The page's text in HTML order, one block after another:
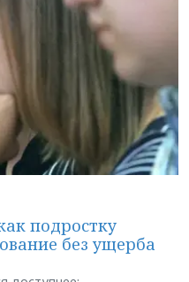
подростку
без ущерба